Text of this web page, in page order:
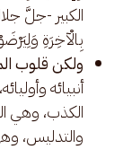
الكبير -جلَّ
بِالْآخِرَةِ
ولكن قلوب
أنبيائه وأوليائه،
الكذب، وهي
والتدليس،